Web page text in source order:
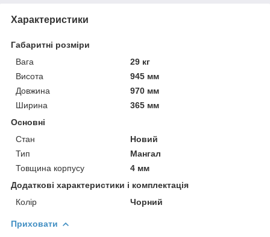
Характеристики
Габаритні розміри
Вага
29 кг
Висота
945 мм
Довжина
970 мм
Ширина
365 мм
Основні
Стан
Новий
Тип
Мангал
Товщина корпусу
4 мм
Додаткові характеристики і комплектація
Колір
Чорний
Приховати